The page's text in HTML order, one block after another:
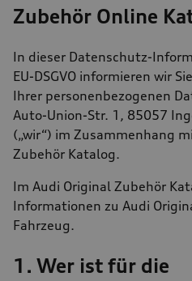
Zubehör Online
In dieser Datenschutz-
EU-DSGVO informieren wir
Ihrer personenbezogenen
Auto-Union-Str. 1, 85057
(„wir“) im Zusammenhang
Zubehör Katalog.
Im Audi Original Zubehör
Informationen zu Audi
Fahrzeug.
1. Wer ist für die